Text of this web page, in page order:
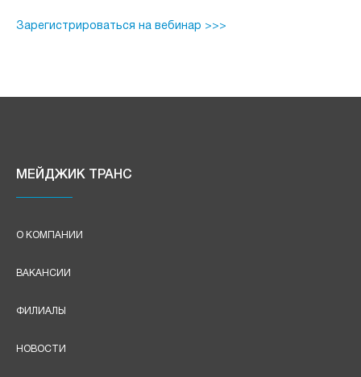
Зарегистрироваться на вебинар >>>
МЕЙДЖИК ТРАНС
О КОМПАНИИ
ВАКАНСИИ
ФИЛИАЛЫ
НОВОСТИ